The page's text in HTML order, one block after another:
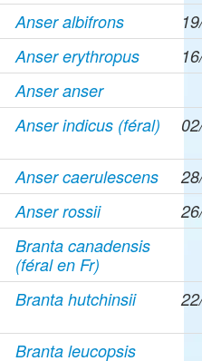
Anser albifrons
Anser erythropus
Anser anser
Anser indicus (féral)
Anser caerulescens
Anser rossii
Branta canadensis
(féral en Fr)
Branta hutchinsii
Branta leucopsis